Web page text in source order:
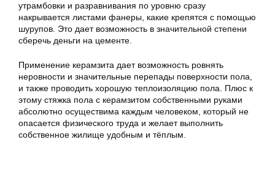
утрамбовки и разравнивания по уровню сразу
накрывается листами фанеры, какие крепятся с помощью
шурупов. Это дает возможность в значительной степени
сберечь деньги на цементе.
Применение керамзита дает возможность ровнять
неровности и значительные перепады поверхности пола,
и также проводить хорошую теплоизоляцию пола. Плюс к
этому стяжка пола с керамзитом собственными руками
абсолютно осуществима каждым человеком, который не
опасается физического труда и желает выполнить
собственное жилище удобным и тёплым.